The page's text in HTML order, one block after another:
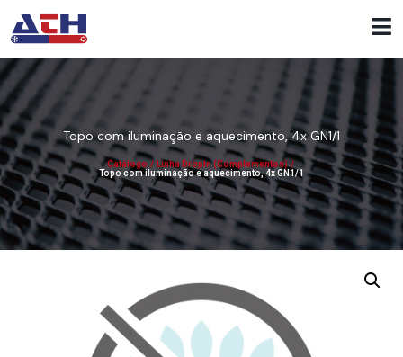
Topo com iluminação e aquecimento, 4x GN1/1
Catálogo / Linha DropIn (Complementos) /
Topo com iluminação e aquecimento, 4x GN1/1